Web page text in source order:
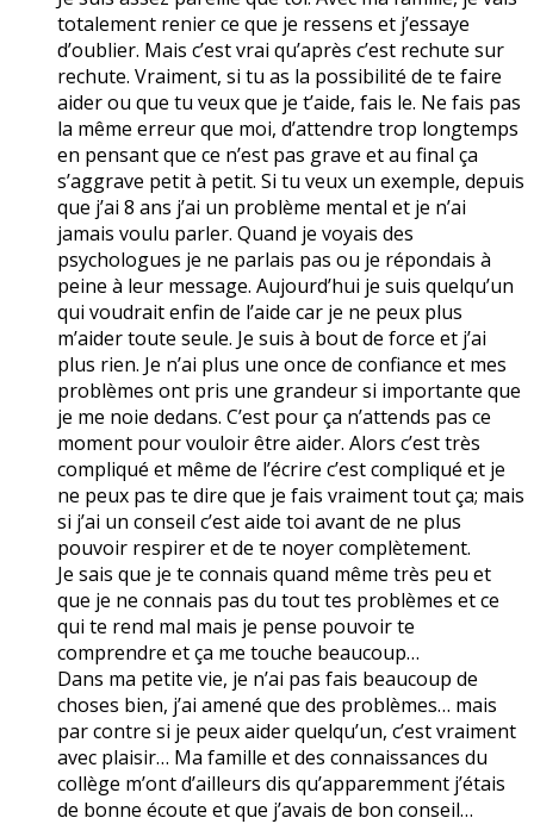
totalement renier ce que je ressens et j’essaye
d’oublier. Mais c’est vrai qu’après c’est rechute sur
rechute. Vraiment, si tu as la possibilité de te faire
aider ou que tu veux que je t’aide, fais le. Ne fais pas
la même erreur que moi, d’attendre trop longtemps
en pensant que ce n’est pas grave et au final ça
s’aggrave petit à petit. Si tu veux un exemple, depuis
que j’ai 8 ans j’ai un problème mental et je n’ai
jamais voulu parler. Quand je voyais des
psychologues je ne parlais pas ou je répondais à
peine à leur message. Aujourd’hui je suis quelqu’un
qui voudrait enfin de l’aide car je ne peux plus
m’aider toute seule. Je suis à bout de force et j’ai
plus rien. Je n’ai plus une once de confiance et mes
problèmes ont pris une grandeur si importante que
je me noie dedans. C’est pour ça n’attends pas ce
moment pour vouloir être aider. Alors c’est très
compliqué et même de l’écrire c’est compliqué et je
ne peux pas te dire que je fais vraiment tout ça; mais
si j’ai un conseil c’est aide toi avant de ne plus
pouvoir respirer et de te noyer complètement.
Je sais que je te connais quand même très peu et
que je ne connais pas du tout tes problèmes et ce
qui te rend mal mais je pense pouvoir te
comprendre et ça me touche beaucoup…
Dans ma petite vie, je n’ai pas fais beaucoup de
choses bien, j’ai amené que des problèmes… mais
par contre si je peux aider quelqu’un, c’est vraiment
avec plaisir… Ma famille et des connaissances du
collège m’ont d’ailleurs dis qu’apparemment j’étais
de bonne écoute et que j’avais de bon conseil…